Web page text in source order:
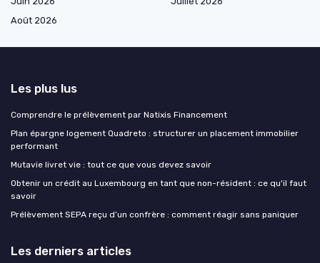
Août 2026
Les plus lus
Comprendre le prélèvement par Natixis Financement
Plan épargne logement Quadreto : structurer un placement immobilier
performant
Mutavie livret vie : tout ce que vous devez savoir
Obtenir un crédit au Luxembourg en tant que non-résident : ce qu'il faut
savoir
Prélèvement SEPA reçu d’un confrère : comment réagir sans paniquer
Les derniers articles